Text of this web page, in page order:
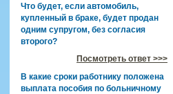
Что будет, если автомобиль,
купленный в браке, будет продан
одним супругом, без согласия
второго?
Посмотреть ответ >>>
В какие сроки работнику положена
выплата пособия по больничному